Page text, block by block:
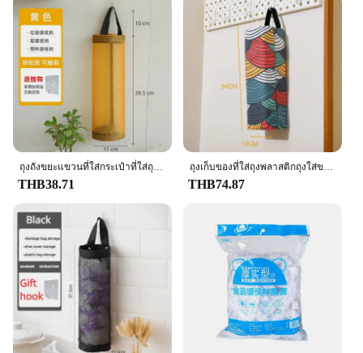
THB38.71
ถุงเก็บของที่ใส่ถุงพลาสติกถุงใส่ขยะแบบแขวนถุงเก็บของเศษขยะแบบดึงติดผนังสีประกบกันติดผนัง1ชิ้น
THB74.87